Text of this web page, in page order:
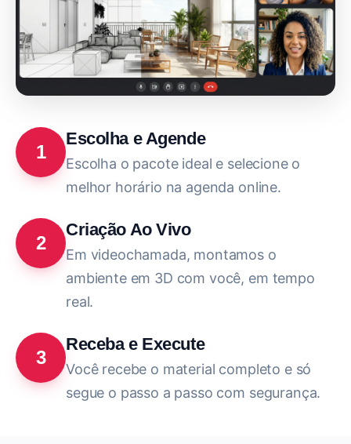
1
Escolha e Agende
Escolha o pacote ideal e selecione o
melhor horário na agenda online.
2
Criação Ao Vivo
Em videochamada, montamos o
ambiente em 3D com você, em tempo
real.
3
Receba e Execute
Você recebe o material completo e só
segue o passo a passo com segurança.